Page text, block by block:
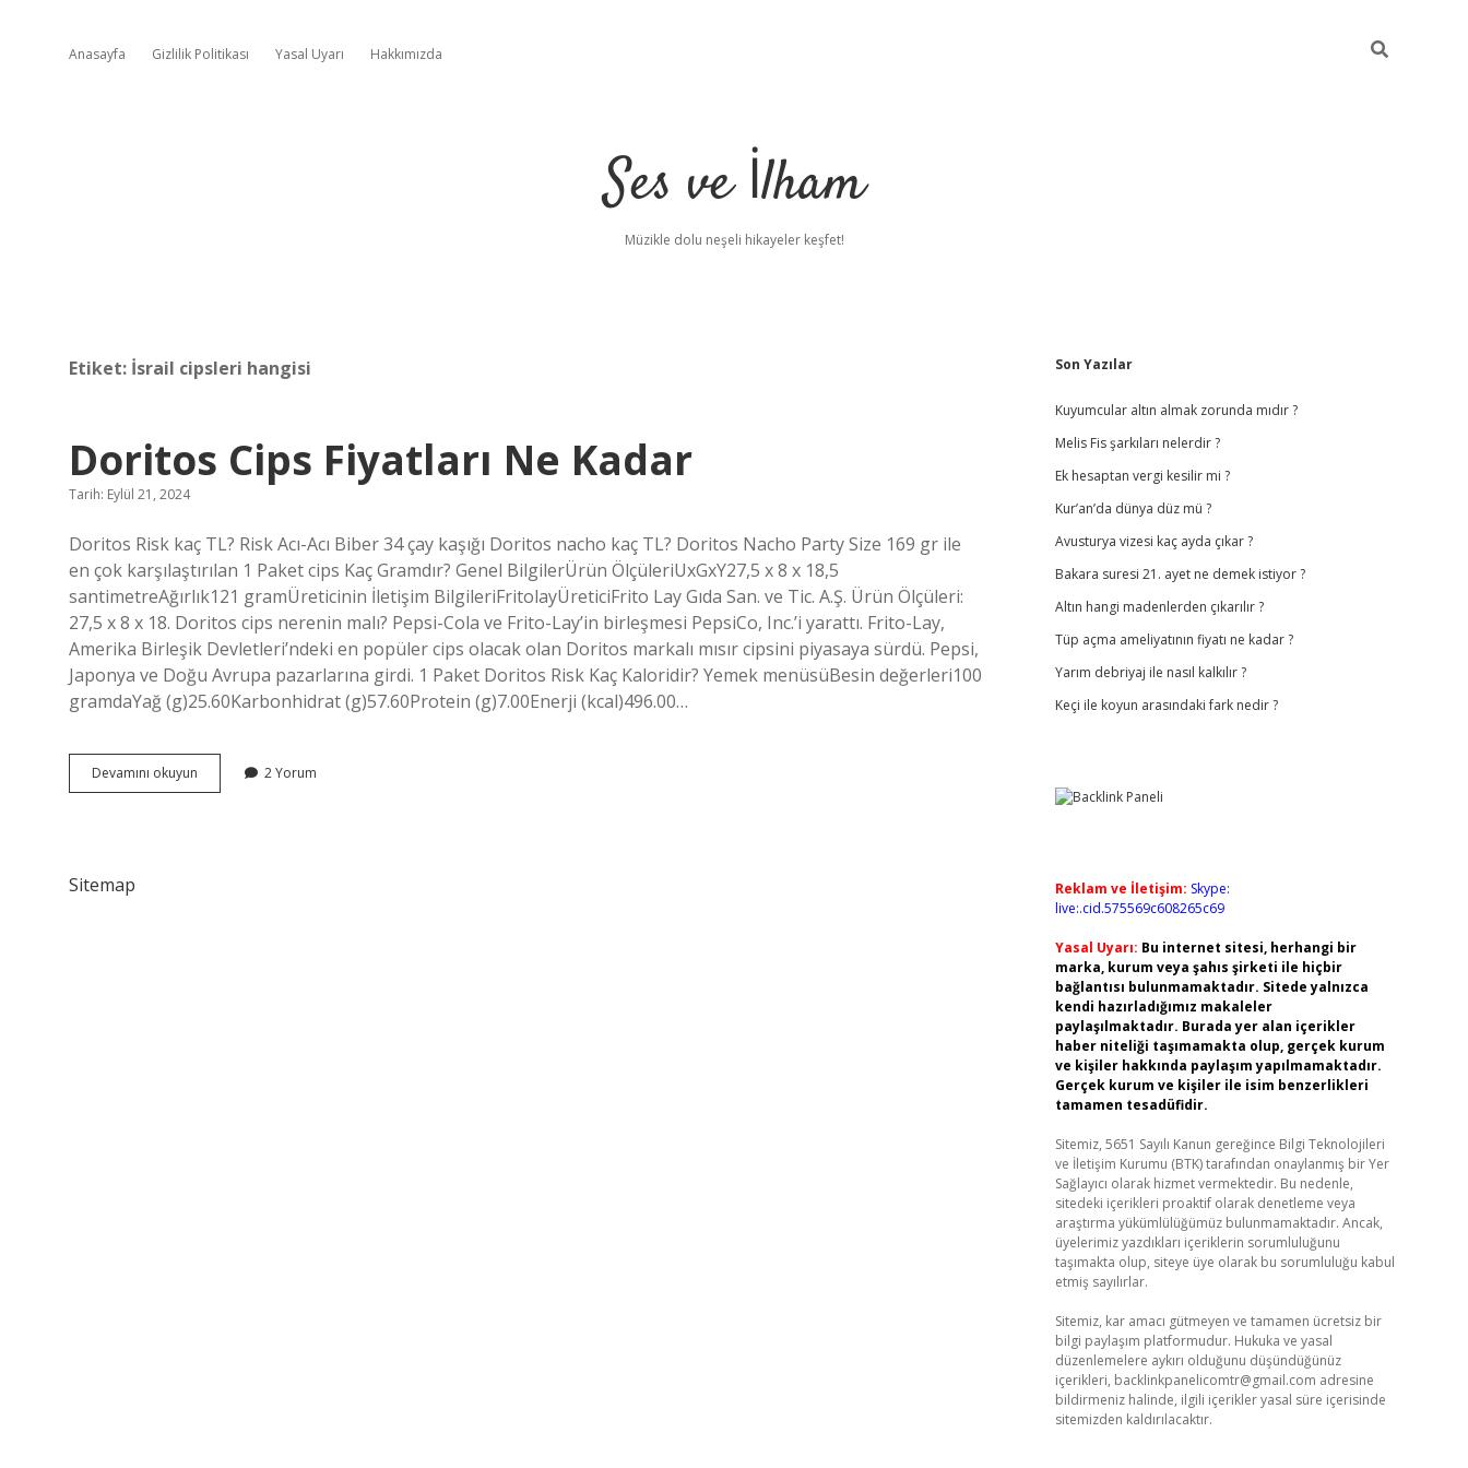
Anasayfa Gizlilik Politikası Yasal Uyarı Hakkımızda
Ses ve İlham
Müzikle dolu neşeli hikayeler keşfet!
Etiket: İsrail cipsleri hangisi
Doritos Cips Fiyatları Ne Kadar
Tarih: Eylül 21, 2024
Doritos Risk kaç TL? Risk Acı-Acı Biber 34 çay kaşığı Doritos nacho kaç TL? Doritos Nacho Party Size 169 gr ile
en çok karşılaştırılan 1 Paket cips Kaç Gramdır? Genel BilgilerÜrün ÖlçüleriUxGxY‎27,5 x 8 x 18,5
santimetreAğırlık‎121 gramÜreticinin İletişim Bilgileri‎FritolayÜretici‎Frito Lay Gıda San. ve Tic. A.Ş. Ürün Ölçüleri:
27,5 x 8 x 18. Doritos cips nerenin malı? Pepsi-Cola ve Frito-Lay’in birleşmesi PepsiCo, Inc.’i yarattı. Frito-Lay,
Amerika Birleşik Devletleri’ndeki en popüler cips olacak olan Doritos markalı mısır cipsini piyasaya sürdü. Pepsi,
Japonya ve Doğu Avrupa pazarlarına girdi. 1 Paket Doritos Risk Kaç Kaloridir? Yemek menüsüBesin değerleri100
gramdaYağ (g)25.60Karbonhidrat (g)57.60Protein (g)7.00Enerji (kcal)496.00…
Devamını okuyun
Cips
2 Yorum
Sitemap
Sidebar
Son Yazılar
Kuyumcular altın almak zorunda mıdır ?
Melis Fis şarkıları nelerdir ?
Ek hesaptan vergi kesilir mi ?
Kur’an’da dünya düz mü ?
Avusturya vizesi kaç ayda çıkar ?
Bakara suresi 21. ayet ne demek istiyor ?
Altın hangi madenlerden çıkarılır ?
Tüp açma ameliyatının fiyatı ne kadar ?
Yarım debriyaj ile nasıl kalkılır ?
Keçi ile koyun arasındaki fark nedir ?
Reklam ve İletişim: Skype:
live:.cid.575569c608265c69
Yasal Uyarı: Bu internet sitesi, herhangi bir
marka, kurum veya şahıs şirketi ile hiçbir
bağlantısı bulunmamaktadır. Sitede yalnızca
kendi hazırladığımız makaleler
paylaşılmaktadır. Burada yer alan içerikler
haber niteliği taşımamakta olup, gerçek kurum
ve kişiler hakkında paylaşım yapılmamaktadır.
Gerçek kurum ve kişiler ile isim benzerlikleri
tamamen tesadüfidir.
Sitemiz, 5651 Sayılı Kanun gereğince Bilgi Teknolojileri
ve İletişim Kurumu (BTK) tarafından onaylanmış bir Yer
Sağlayıcı olarak hizmet vermektedir. Bu nedenle,
sitedeki içerikleri proaktif olarak denetleme veya
araştırma yükümlülüğümüz bulunmamaktadır. Ancak,
üyelerimiz yazdıkları içeriklerin sorumluluğunu
taşımakta olup, siteye üye olarak bu sorumluluğu kabul
etmiş sayılırlar.
Sitemiz, kar amacı gütmeyen ve tamamen ücretsiz bir
bilgi paylaşım platformudur. Hukuka ve yasal
düzenlemelere aykırı olduğunu düşündüğünüz
içerikleri, backlinkpanelicomtr@gmail.com adresine
bildirmeniz halinde, ilgili içerikler yasal süre içerisinde
sitemizden kaldırılacaktır.